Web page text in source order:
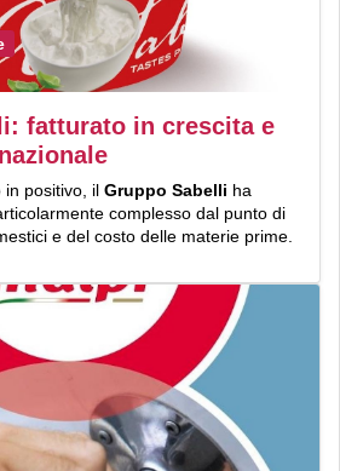
fatturato in crescita e
in positivo, il Gruppo Sabelli ha
complesso dal punto di
e del costo delle materie prime.